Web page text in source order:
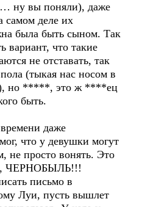
ну вы поняли), даже
самом деле их
была быть сыном. Так
вариант, что такие
не отставать, так
(тыкая нас носом в
но *****, это ж ****ец
быть.
даже
что у девушки могут
не просто вонять. Это
ЧЕРНОБЫЛЬ!!!
письмо в
Луи, пусть вышлет